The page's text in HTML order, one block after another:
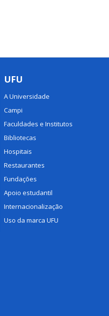
UFU
A Universidade
Campi
Faculdades e Institutos
Bibliotecas
Hospitais
Restaurantes
Fundações
Apoio estudantil
Internacionalização
Uso da marca UFU